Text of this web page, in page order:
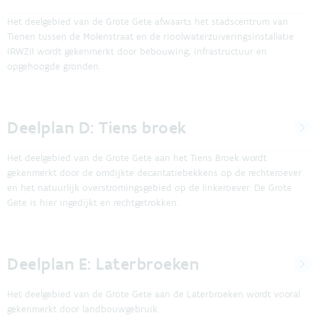
Het deelgebied van de Grote Gete afwaarts het stadscentrum van
Tienen tussen de Molenstraat en de rioolwaterzuiveringsinstallatie
(RWZI) wordt gekenmerkt door bebouwing, infrastructuur en
opgehoogde gronden.
Deelplan D: Tiens broek
Het deelgebied van de Grote Gete aan het Tiens Broek wordt
gekenmerkt door de omdijkte decantatiebekkens op de rechteroever
en het natuurlijk overstromingsgebied op de linkeroever. De Grote
Gete is hier ingedijkt en rechtgetrokken.
Deelplan E: Laterbroeken
Het deelgebied van de Grote Gete aan de Laterbroeken wordt vooral
gekenmerkt door landbouwgebruik.